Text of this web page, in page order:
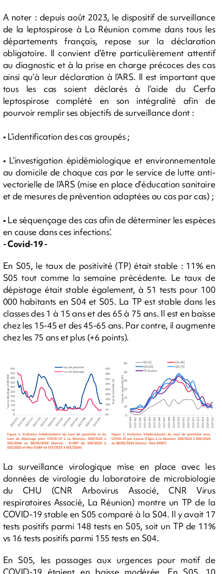
A noter : depuis août 2023, le dispositif de surveillance
de la leptospirose à La Réunion comme dans tous les
départements français, repose sur la déclaration
obligatoire. Il convient d’être particulièrement attentif
au diagnostic et à la prise en charge précoces des cas
ainsi qu’à leur déclaration à l’ARS. Il est important que
tous les cas soient déclarés à l’aide du Cerfa
leptospirose complété en son intégralité afin de
pourvoir remplir ses objectifs de surveillance dont :
• L’identification des cas groupés ;
• L’investigation épidémiologique et environnementale
au domicile de chaque cas par le service de lutte anti-
vectorielle de l’ARS (mise en place d’éducation sanitaire
et de mesures de prévention adaptées au cas par cas) ;
• Le séquençage des cas afin de déterminer les espèces
en cause dans ces infections‘.
- Covid-19 -
En S05, le taux de positivité (TP) était stable : 11% en
S05 tout comme la semaine précédente. Le taux de
dépistage était stable également, à 51 tests pour 100
000 habitants en S04 et S05. La TP est stable dans les
classes des 1 à 15 ans et des 65 à 75 ans. Il est en baisse
chez les 15-45 et des 45-65 ans. Par contre, il augmente
chez les 75 ans et plus (+6 points).
La surveillance virologique mise en place avec les
données de virologie du laboratoire de microbiologie
du CHU (CNR Arbovirus Associé, CNR Virus
respiratoires Associé, La Réunion) montre un TP de la
COVID-19 stable en S05 comparé à la S04. Il y avait 17
tests positifs parmi 148 tests en S05, soit un TP de 11%
vs 16 tests positifs parmi 155 tests en S04.
En S05, les passages aux urgences pour motif de